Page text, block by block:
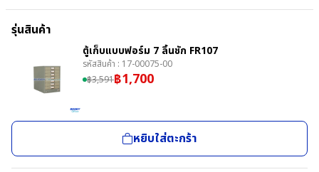
รุ่นสินค้า
ตู้เก็บแบบฟอร์ม 7 ลิ้นชัก FR107
รหัสสินค้า : 17-00075-00
฿3,591฿1,700
หยิบใส่ตะกร้า